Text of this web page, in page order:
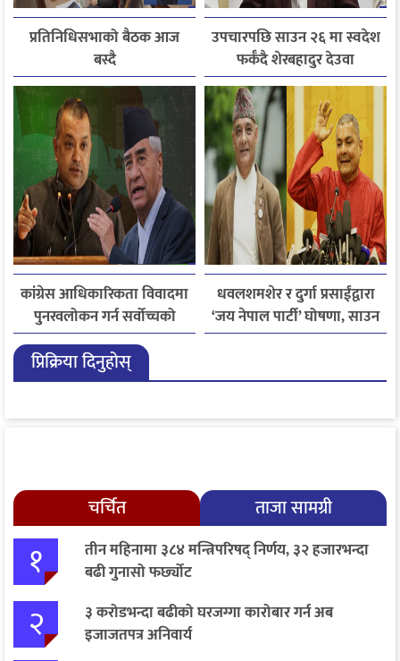
प्रतिनिधिसभाको बैठक आज
बस्दै
उपचारपछि साउन २६ मा स्वदेश
फर्कँदै शेरबहादुर देउवा
कांग्रेस आधिकारिकता विवादमा
पुनरवलोकन गर्न सर्वोच्चको
अनुमति
धवलशमशेर र दुर्गा प्रसाईंद्वारा
‘जय नेपाल पार्टी’ घोषणा, साउन
२८ मा आयोगमा दर्ता गर्ने तयारी
प्रिक्रिया दिनुहोस्
चर्चित ताजा सामग्री
१
तीन महिनामा ३८४ मन्त्रिपरिषद् निर्णय, ३२ हजारभन्दा
बढी गुनासो फर्छ्योट
२
३ करोडभन्दा बढीको घरजग्गा कारोबार गर्न अब
इजाजतपत्र अनिवार्य